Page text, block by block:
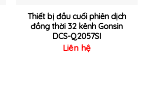
Thiết bị đầu cuối phiên dịch
đồng thời 32 kênh Gonsin
DCS-Q2057SI
Liên hệ